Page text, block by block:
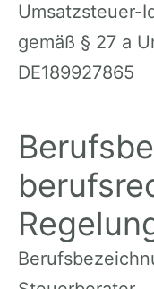
Umsatzsteuer-
gemäß § 27 a
DE189927865